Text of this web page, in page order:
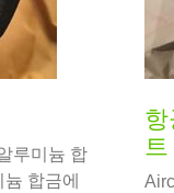
루미늄 합
합금에
항
트